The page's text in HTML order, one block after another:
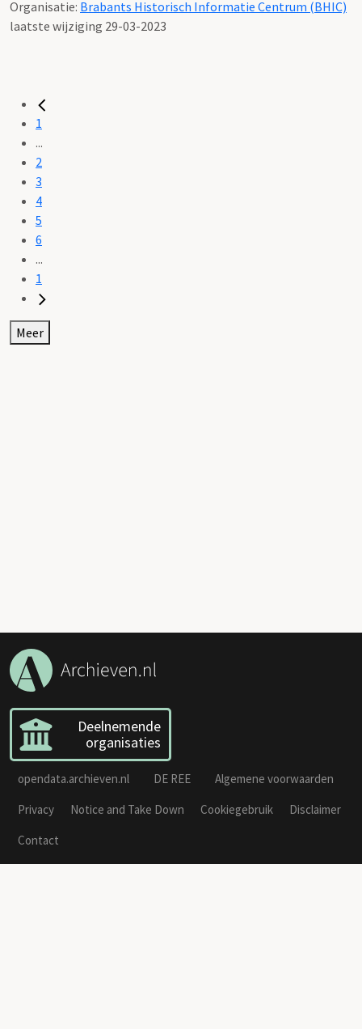
Organisatie: Brabants Historisch Informatie Centrum (BHIC)
laatste wijziging 29-03-2023
1
...
2
3
4
5
6
...
1
Meer
Deelnemende
organisaties
opendata.archieven.nl DE REE
Algemene voorwaarden
Privacy
Notice and Take Down Cookiegebruik
Disclaimer
Contact